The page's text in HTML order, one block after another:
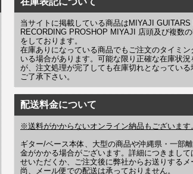
当サイトに掲載している商品はMIYAJI GUITARS
RECORDING PROSHOP MIYAJI 店頭及び複数
をしております。
在庫ありになっている商品でもご注文のタイミ
いる場合があります。可能な限り正確な在庫状
が、注文処理が完了しても在庫切れとなってい
ご了承下さい。
配送料金について
※送料がかからないオンライン納品もございます
ギター/ベース本体、大型の商品や沖縄県・一部
金がかかる場合がございます。詳細につきまし
せいただくか、ご注文後に弊社からお送りするメ
尚、メール便での配送は承っておりません。